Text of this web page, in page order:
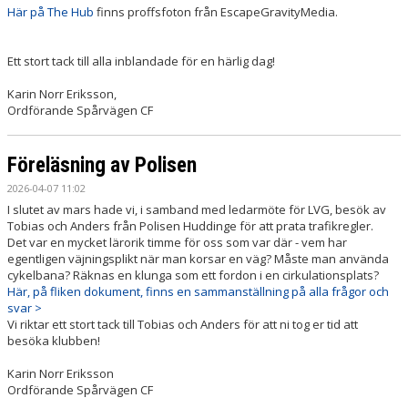
Här på The Hub finns proffsfoton från EscapeGravityMedia.
Ett stort tack till alla inblandade för en härlig dag!
Karin Norr Eriksson,
Ordförande Spårvägen CF
Föreläsning av Polisen
2026-04-07 11:02
I slutet av mars hade vi, i samband med ledarmöte för LVG, besök av
Tobias och Anders från Polisen Huddinge för att prata trafikregler.
Det var en mycket lärorik timme för oss som var där - vem har
egentligen väjningsplikt när man korsar en väg? Måste man använda
cykelbana? Räknas en klunga som ett fordon i en cirkulationsplats?
Här, på fliken dokument, finns en sammanställning på alla frågor och
svar >
Vi riktar ett stort tack till Tobias och Anders för att ni tog er tid att
besöka klubben!
Karin Norr Eriksson
Ordförande Spårvägen CF